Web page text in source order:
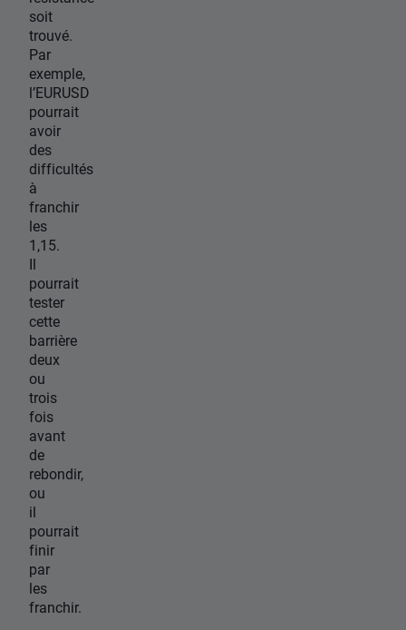
soit
trouvé.
Par
exemple,
l’EURUSD
pourrait
avoir
des
difficultés
à
franchir
les
1,15.
Il
pourrait
tester
cette
barrière
deux
ou
trois
fois
avant
de
rebondir,
ou
il
pourrait
finir
par
les
franchir.